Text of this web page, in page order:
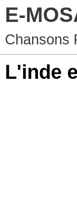
E-
Chansons
L'inde